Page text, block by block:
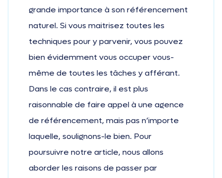
grande importance à son référencement
naturel. Si vous maitrisez toutes les
techniques pour y parvenir, vous pouvez
bien évidemment vous occuper vous-
même de toutes les tâches y afférant.
Dans le cas contraire, il est plus
raisonnable de faire appel à une agence
de référencement, mais pas n’importe
laquelle, soulignons-le bien. Pour
poursuivre notre article, nous allons
aborder les raisons de passer par